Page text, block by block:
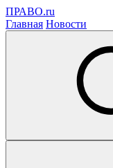
ПРАВО.ru
Главная Новости